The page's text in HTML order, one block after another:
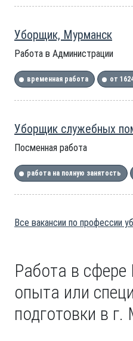
Уборщик, Мурманск
Работа в Администрации
временная работа от
Уборщик служебных
Посменная работа
работа на полную занятость
Все вакансии по профессии
Работа в сфере
опыта или
подготовки в